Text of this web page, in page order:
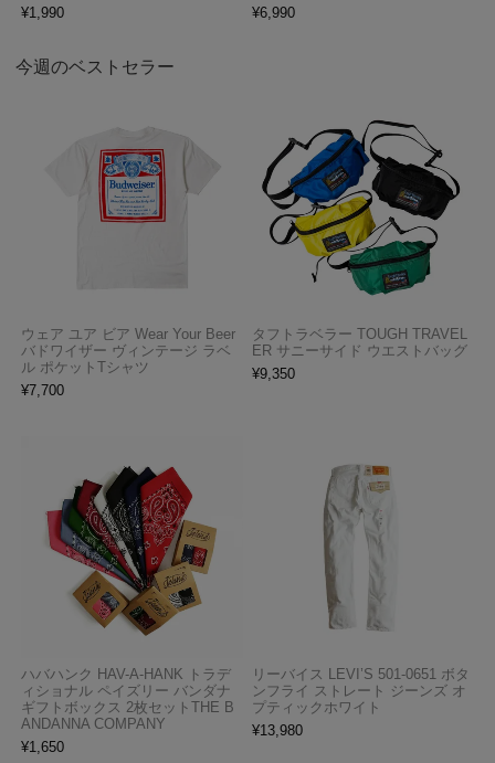
¥1,990
¥6,990
今週のベストセラー
ウェア ユア ビア Wear Your Beer
バドワイザー ヴィンテージ ラベ
ル ポケットTシャツ
¥7,700
タフトラベラー TOUGH TRAVEL
ER サニーサイド ウエストバッグ
¥9,350
ハバハンク HAV-A-HANK トラデ
ィショナル ペイズリー バンダナ
ギフトボックス 2枚セットTHE B
ANDANNA COMPANY
¥1,650
リーバイス LEVI’S 501-0651 ボタ
ンフライ ストレート ジーンズ オ
プティックホワイト
¥13,980